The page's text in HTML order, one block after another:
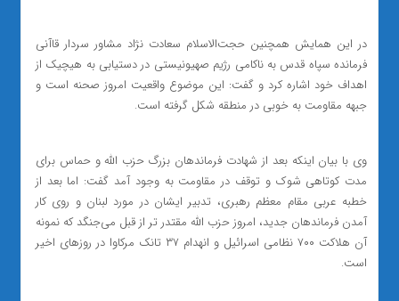
در این همایش همچنین حجت‌الاسلام سعادت نژاد مشاور سردار قاآنی
فرمانده سپاه قدس به ناکامی رژیم صهیونیستی در دستیابی به هیچیک از
اهداف خود اشاره کرد و گفت: این موضوع واقعیت امروز صحنه است و
جبهه مقاومت به خوبی در منطقه شکل گرفته است.
وی با بیان اینکه بعد از شهادت فرماندهان بزرگ حزب الله و حماس برای
مدت کوتاهی شوک و توقف در مقاومت به وجود آمد گفت: اما بعد از
خطبه عربی مقام معظم رهبری، تدبیر ایشان در مورد لبنان و روی کار
آمدن فرماندهان جدید، امروز حزب الله مقتدر تر از قبل می‌جنگد که نمونه
آن هلاکت ٧٠٠ نظامی اسرائیل و انهدام ٣٧ تانک مرکاوا در روزهای اخیر
است.